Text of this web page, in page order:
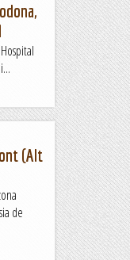
(Alt
de